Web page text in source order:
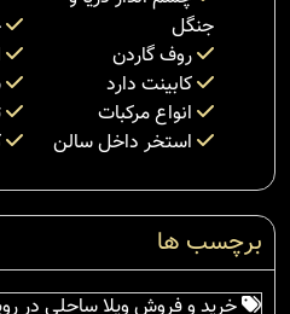
جنگل
روف گاردن
کابینت دارد
انواع مرکبات
استخر داخل سالن
برچسب ها
خرید و فروش ویلا ساحلی در